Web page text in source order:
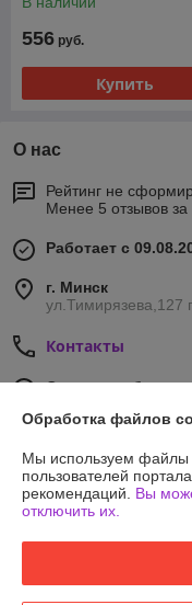
556 руб.
Купить
О нас
Рейтинг не
Менее 5 отзывов за
Работает с
г. Минск
ул.Тимирязева,127
Контакты
Сегодня работает
Отзывы о магазине
403 отзывов за всё
Обработка файлов
Мы используем файлы
пользователей
рекомендаций. Вы
отключить их.